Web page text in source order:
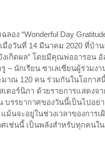
ง “Wonderful Day
อวันที่ 14 มีนาคม 2020 ที่บ้าน
เกิดผล” โดยมีคุณพ่ออารอน อั
นักเรียน ซาเลเซียนผู้ร่วมงา
มาณ 120 คน ร่วมกันในโอกาส
อร์นิภา ด้วยรายการแสดงจา
บรรยากาศของวันนี้เป็นไปอย่า
นจะอยู่ในช่วงเวลาของการเ
เช่นนี้ เป็นพลังสำหรับทุกคนใ